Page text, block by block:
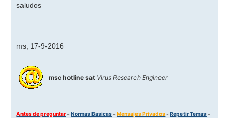
saludos
ms, 17-9-2016
msc hotline sat Virus Research Engineer
Antes de preguntar-Normas Basicas-Mensajes Privados-Repetir Temas-